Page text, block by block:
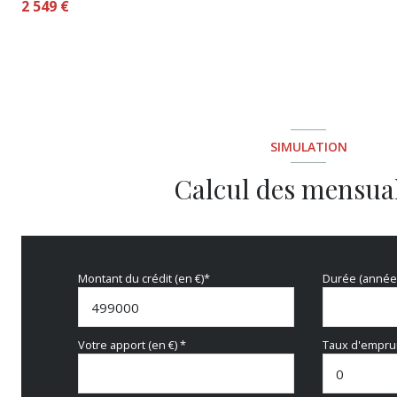
2 549 €
SIMULATION
Calcul des
Montant du crédit (en €)* Durée
Votre apport (en €) * Taux